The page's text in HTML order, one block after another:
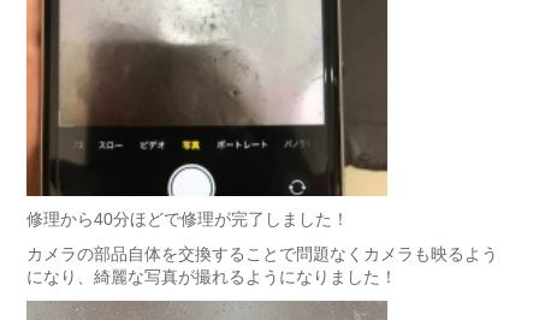
修理から40分ほどで修理が完了しました！
カメラの部品自体を交換することで問題なくカメラも映るよう
になり、綺麗な写真が撮れるようになりました！